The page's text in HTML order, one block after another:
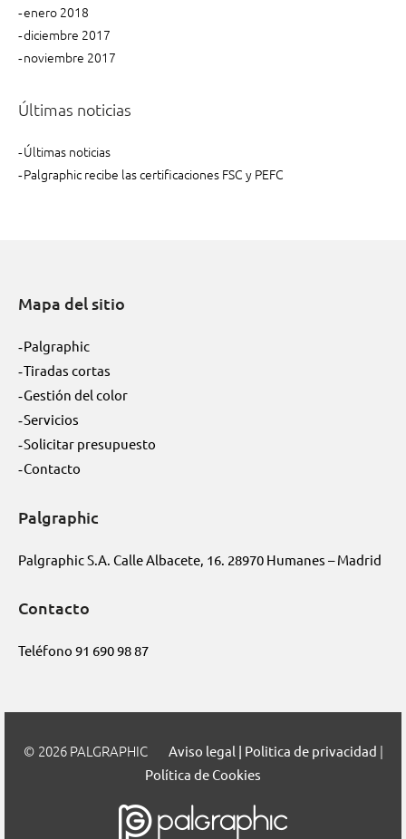
enero 2018
diciembre 2017
noviembre 2017
Últimas noticias
Últimas noticias
Palgraphic recibe las certificaciones FSC y PEFC
Mapa del sitio
Palgraphic
Tiradas cortas
Gestión del color
Servicios
Solicitar presupuesto
Contacto
Palgraphic
Palgraphic S.A. Calle Albacete, 16. 28970 Humanes – Madrid
Contacto
Teléfono 91 690 98 87
2026 PALGRAPHIC Aviso legal | Politica de privacidad |
Política de Cookies